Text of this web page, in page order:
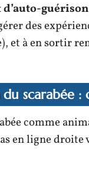
guérison
des
et à en sortir
scarabée
comme
en ligne